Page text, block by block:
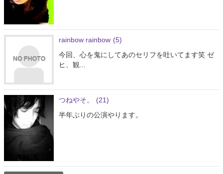
rainbow rainbow (5)
今回、心を鬼にしてあのセリフを吐いてます笑 ゼ
ヒ、観...
つねやそ。
(21)
半年ぶりの公演やります。